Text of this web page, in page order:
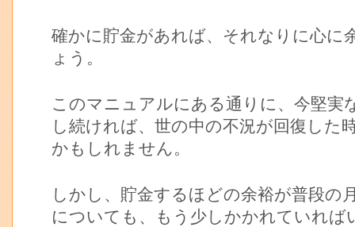
確かに貯金があれば、それなりに心に
ょう。
このマニュアルにある通りに、今堅実
し続ければ、世の中の不況が回復した
かもしれません。
しかし、貯金するほどの余裕が普段の
についても、もう少しかかれていれば